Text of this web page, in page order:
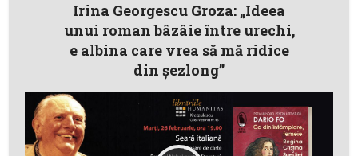
Irina Georgescu Groza: „Ideea
unui roman bâzâie între urechi,
e albina care vrea să mă ridice
din șezlong”